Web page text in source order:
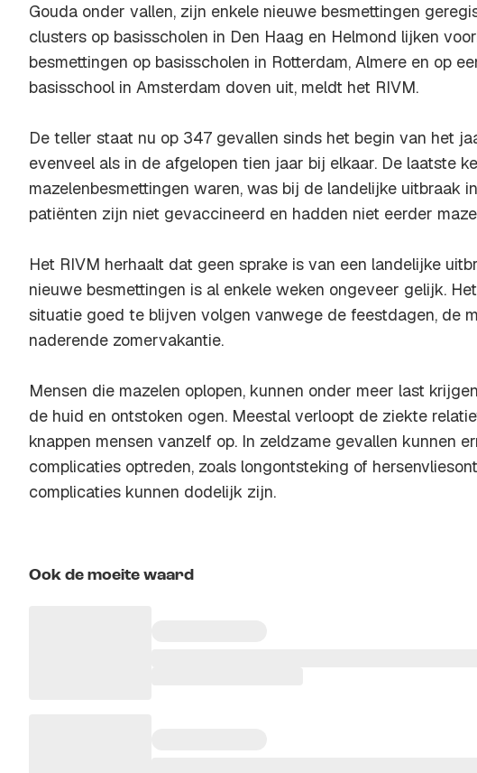
Gouda onder vallen, zijn enkele nieuwe besmettingen
clusters op basisscholen in Den Haag en Helmond lijken
besmettingen op basisscholen in Rotterdam, Almere en op
basisschool in Amsterdam doven uit, meldt het RIVM.
De teller staat nu op 347 gevallen sinds het begin van het
evenveel als in de afgelopen tien jaar bij elkaar. De laatste
mazelenbesmettingen waren, was bij de landelijke uitbraak
patiënten zijn niet gevaccineerd en hadden niet eerder
Het RIVM herhaalt dat geen sprake is van een landelijke
nieuwe besmettingen is al enkele weken ongeveer gelijk.
situatie goed te blijven volgen vanwege de feestdagen, de
naderende zomervakantie.
Mensen die mazelen oplopen, kunnen onder meer last
de huid en ontstoken ogen. Meestal verloopt de ziekte
knappen mensen vanzelf op. In zeldzame gevallen kunnen
complicaties optreden, zoals longontsteking of
complicaties kunnen dodelijk zijn.
Ook de moeite waard